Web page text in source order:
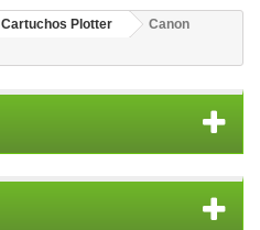
Cartuchos Plotter
Canon